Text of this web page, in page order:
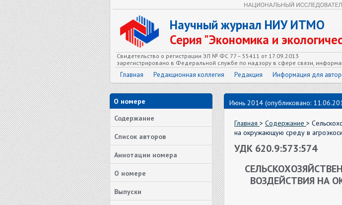
Научный журнал НИУ ИТМО
Серия "Экономика и
Свидетельство о регистрации ЭЛ № ФС 77 – 55411 от 17.09.2013
зарегистрировано в Федеральной службе по надзору в сфере связи,
Главная Редакционная коллегия Редакция Информация для
О номере
Содержание
Список авторов
Аннотации номера
О номере
Выпуски
Июнь 2014 (опубликовано:
Главная > Содержание >
на окружающую среду в
УДК 620.9:573:574
ВОЗДЕЙСТВИЯ НА